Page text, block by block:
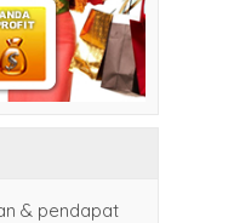
& pendapat